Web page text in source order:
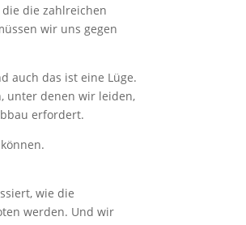
die zahlreichen
wir uns gegen
auch das ist eine Lüge.
unter denen wir leiden,
erfordert.
wie die
werden. Und wir